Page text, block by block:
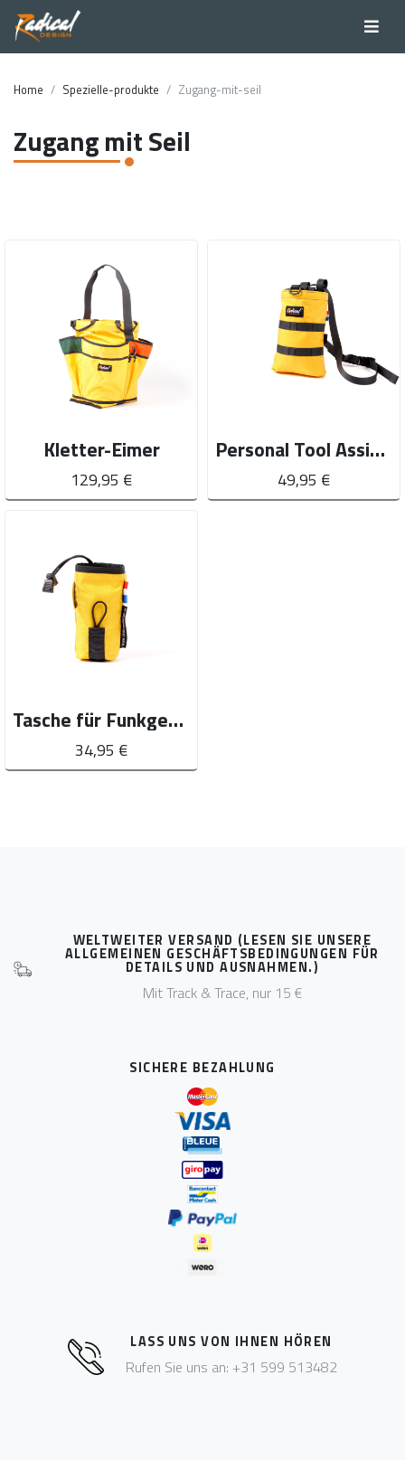
Home Spezielle-produkte Zugang-mit-seil
Zugang mit Seil
Kletter-Eimer
129,95 €
Personal Tool Assistant
49,95 €
Tasche für Funkgeräte
34,95 €
WELTWEITER VERSAND (LESEN SIE UNSERE
ALLGEMEINEN GESCHÄFTSBEDINGUNGEN FÜR
DETAILS UND AUSNAHMEN.)
Mit Track & Trace, nur 15 €
SICHERE BEZAHLUNG
LASS UNS VON IHNEN HÖREN
Rufen Sie uns an: +31 599 513482